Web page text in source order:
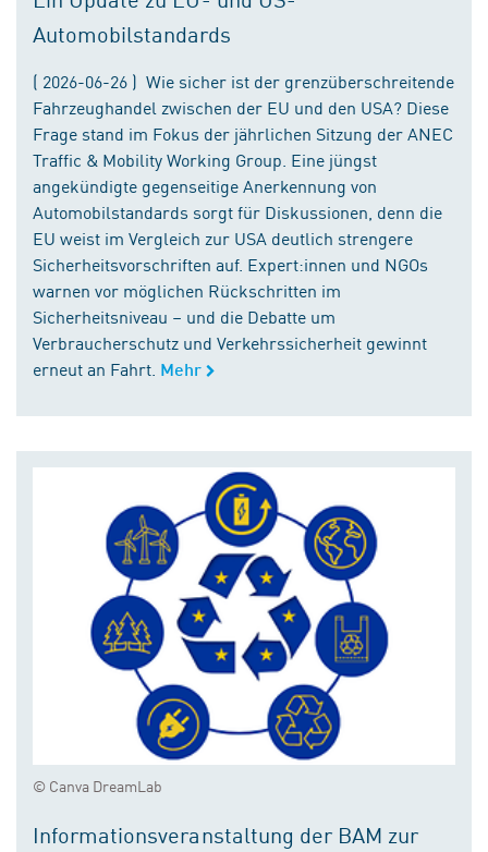
Automobilstandards
( 2026-06-26 ) Wie sicher ist der grenzüberschreitende
Fahrzeughandel zwischen der EU und den USA? Diese
Frage stand im Fokus der jährlichen Sitzung der ANEC
Traffic & Mobility Working Group. Eine jüngst
angekündigte gegenseitige Anerkennung von
Automobilstandards sorgt für Diskussionen, denn die
EU weist im Vergleich zur USA deutlich strengere
Sicherheitsvorschriften auf. Expert:innen und NGOs
warnen vor möglichen Rückschritten im
Sicherheitsniveau – und die Debatte um
Verbraucherschutz und Verkehrssicherheit gewinnt
erneut an Fahrt. Mehr
© Canva DreamLab
Informationsveranstaltung der BAM zur